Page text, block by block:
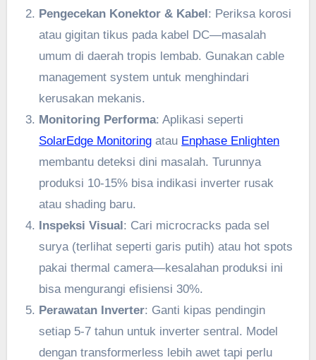
Pengecekan Konektor & Kabel: Periksa korosi
atau gigitan tikus pada kabel DC—masalah
umum di daerah tropis lembab. Gunakan cable
management system untuk menghindari
kerusakan mekanis.
Monitoring Performa: Aplikasi seperti
SolarEdge Monitoring atau Enphase Enlighten
membantu deteksi dini masalah. Turunnya
produksi 10-15% bisa indikasi inverter rusak
atau shading baru.
Inspeksi Visual: Cari microcracks pada sel
surya (terlihat seperti garis putih) atau hot spots
pakai thermal camera—kesalahan produksi ini
bisa mengurangi efisiensi 30%.
Perawatan Inverter: Ganti kipas pendingin
setiap 5-7 tahun untuk inverter sentral. Model
dengan transformerless lebih awet tapi perlu